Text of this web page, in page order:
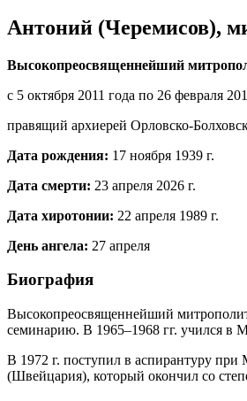
Антоний (Черемисов),
Высокопреосвященнейший
с 5 октября 2011 года по 26 февраля
правящий архиерей Орловско-
Дата рождения: 17 ноября 1939 г.
Дата смерти: 23 апреля 2026 г.
Дата хиротонии: 22 апреля 1989 г.
День ангела: 27 апреля
Биография
Высокопреосвященнейший
семинарию. В 1965–1968 гг. учился в
В 1972 г. поступил в аспирантуру
(Швейцария), который окончил со